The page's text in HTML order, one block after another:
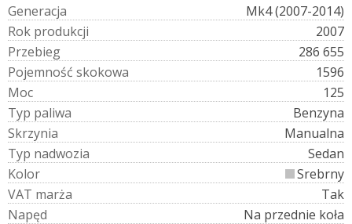
Generacja
Mk4 (2007-2014)
Rok produkcji
2007
Przebieg
286 655
Pojemność skokowa
1596
Moc
125
Typ paliwa
Benzyna
Skrzynia
Manualna
Typ nadwozia
Sedan
Kolor
Srebrny
VAT marża
Tak
Napęd
Na przednie koła